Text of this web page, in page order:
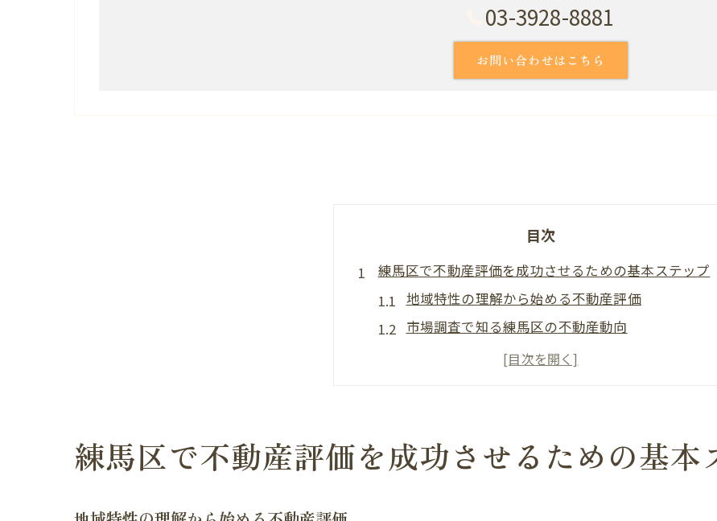
03-3928-8881
お問い合わせはこちら
目次
練馬区で不動産評価を成功させるための基本ステップ
地域特性の理解から始める不動産評価
市場調査で知る練馬区の不動産動向
物件の価値を左右する要素の見極め
専門家との連携で得る精度の高い評価
東京都心からのアクセスが魅力練馬区不動産市場の動
練馬区で不動産評価を成功させるための基本